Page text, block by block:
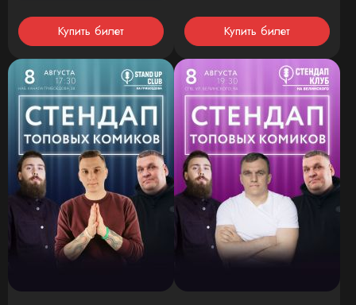
Купить билет Купить билет